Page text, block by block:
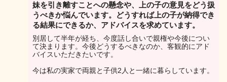
妹を引き離すことへの懸念や、上の子の意見をどう扱
うべきか悩んでいます。どうすれば上の子が納得でき
る結果にできるか、アドバイスを求めています。
別居して半年が経ち、今度話し合いで親権や今後につい
て決まります。今後どうするべきなのか、客観的にアド
バイスいただきたいです。
今は私の実家で両親と子供2人と一緒に暮らしています。